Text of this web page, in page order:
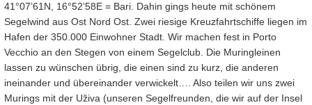
41°07’61N, 16°52’58E = Bari. Dahin gings heute mit schönem
Segelwind aus Ost Nord Ost. Zwei riesige Kreuzfahrtschiffe liegen im
Hafen der 350.000 Einwohner Stadt. Wir machen fest in Porto
Vecchio an den Stegen von einem Segelclub. Die Muringleinen
lassen zu wünschen übrig, die einen sind zu kurz, die anderen
ineinander und übereinander verwickelt…. Also teilen wir uns zwei
Murings mit der Uživa (unseren Segelfreunden, die wir auf der Insel